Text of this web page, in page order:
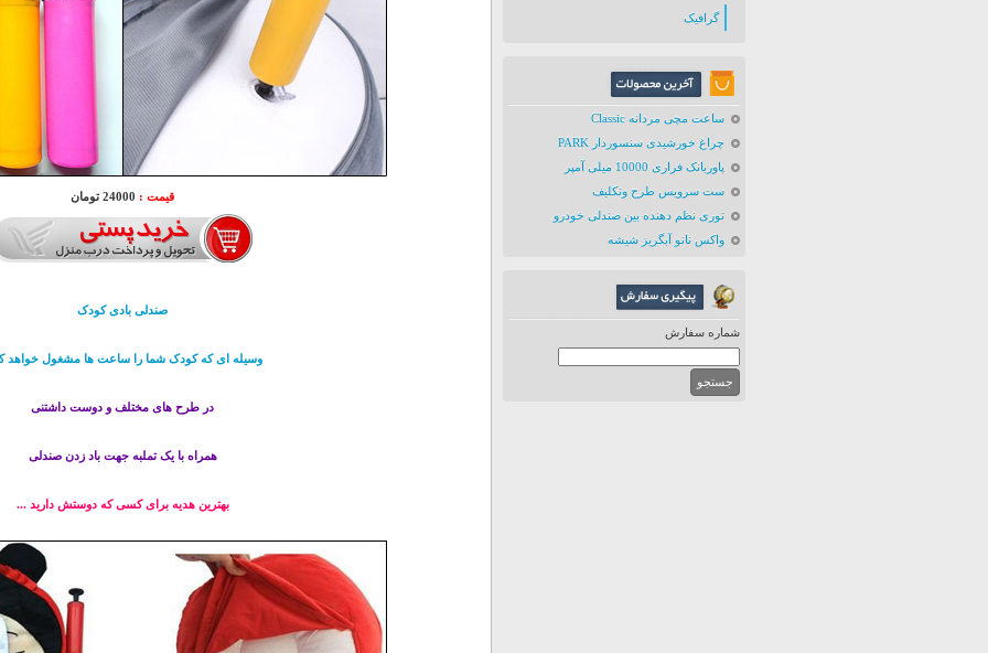
گرافیک
ساعت مچی مردانه Classic
چراغ خورشیدی سنسوردار PARK
پاوربانک فراری 10000 میلی آمپر
ست سرویس طرح ونکلیف
توری نظم دهنده بین صندلی خودرو
واکس نانو آبگریز شیشه
شماره سفارش
قیمت : 24000 تومان
صندلی بادی کودک
وسیله ای که کودک شما را ساعت ها مشغول خواهد
در طرح های مختلف و دوست داشتنی
همراه با یک تملبه جهت باد زدن صندلی
بهترین هدیه برای کسی که دوستش دارید ...